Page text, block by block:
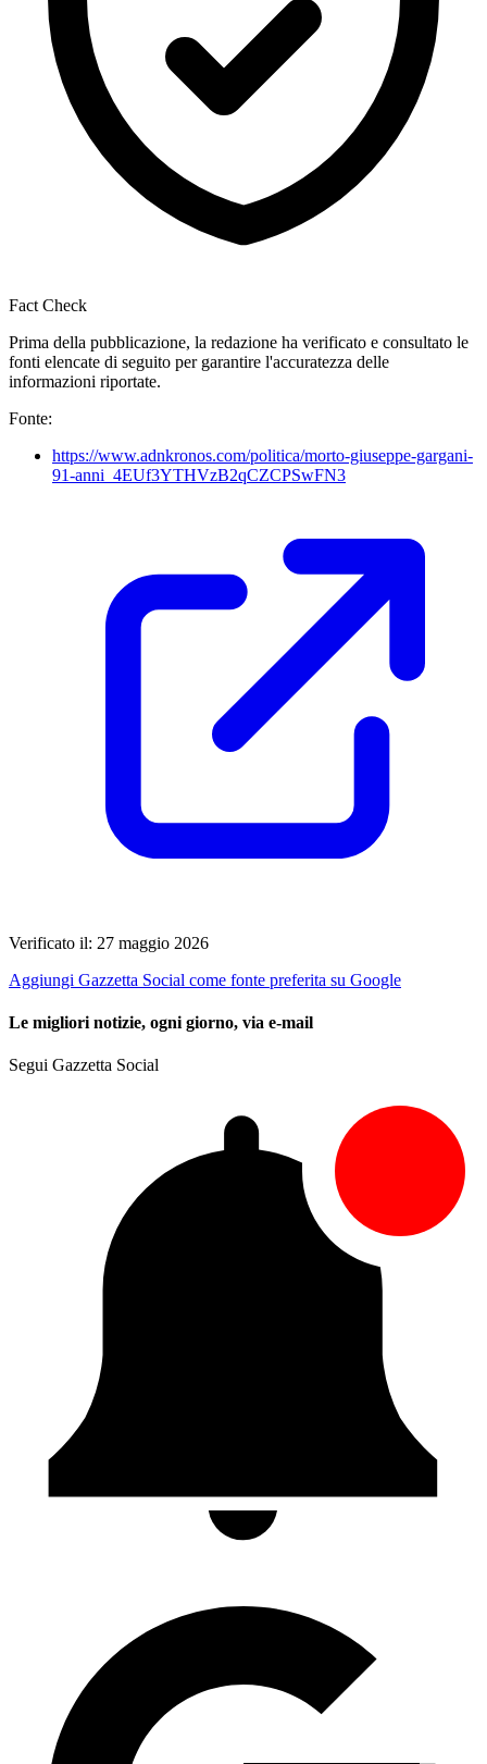
Fact Check
Prima della pubblicazione, la redazione ha verificato e consultato le
fonti elencate di seguito per garantire l'accuratezza delle
informazioni riportate.
Fonte:
https://www.adnkronos.com/politica/morto-giuseppe-gargani-
91-anni_4EUf3YTHVzB2qCZCPSwFN3
Verificato il: 27 maggio 2026
Aggiungi Gazzetta Social come fonte preferita su Google
Le migliori notizie, ogni giorno, via e-mail
Segui Gazzetta Social